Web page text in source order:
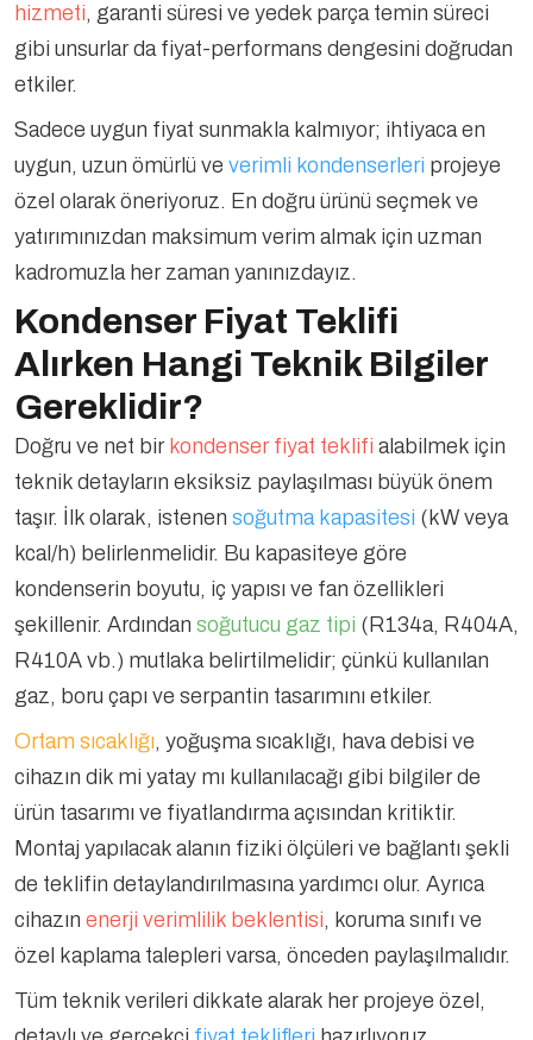
hizmeti, garanti süresi ve yedek parça temin süreci
gibi unsurlar da fiyat-performans dengesini doğrudan
etkiler.
Sadece uygun fiyat sunmakla kalmıyor; ihtiyaca en
uygun, uzun ömürlü ve verimli kondenserleri projeye
özel olarak öneriyoruz. En doğru ürünü seçmek ve
yatırımınızdan maksimum verim almak için uzman
kadromuzla her zaman yanınızdayız.
Kondenser Fiyat Teklifi
Alırken Hangi Teknik Bilgiler
Gereklidir?
Doğru ve net bir kondenser fiyat teklifi alabilmek için
teknik detayların eksiksiz paylaşılması büyük önem
taşır. İlk olarak, istenen soğutma kapasitesi (kW veya
kcal/h) belirlenmelidir. Bu kapasiteye göre
kondenserin boyutu, iç yapısı ve fan özellikleri
şekillenir. Ardından soğutucu gaz tipi (R134a, R404A,
R410A vb.) mutlaka belirtilmelidir; çünkü kullanılan
gaz, boru çapı ve serpantin tasarımını etkiler.
Ortam sıcaklığı, yoğuşma sıcaklığı, hava debisi ve
cihazın dik mi yatay mı kullanılacağı gibi bilgiler de
ürün tasarımı ve fiyatlandırma açısından kritiktir.
Montaj yapılacak alanın fiziki ölçüleri ve bağlantı şekli
de teklifin detaylandırılmasına yardımcı olur. Ayrıca
cihazın enerji verimlilik beklentisi, koruma sınıfı ve
özel kaplama talepleri varsa, önceden paylaşılmalıdır.
Tüm teknik verileri dikkate alarak her projeye özel,